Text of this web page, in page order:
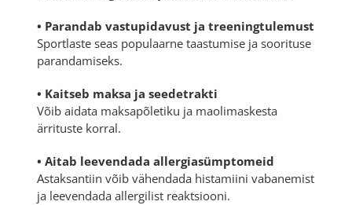
• Parandab vastupidavust ja treeningtulemust
Sportlaste seas populaarne taastumise ja soorituse
parandamiseks.
• Kaitseb maksa ja seedetrakti
Võib aidata maksapõletiku ja maolimaskesta
ärrituste korral.
• Aitab leevendada allergiasümptomeid
Astaksantiin võib vähendada histamiini vabanemist
ja leevendada allergilist reaktsiooni.